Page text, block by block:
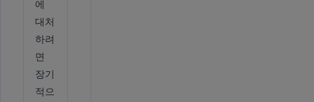
에
대처
하려
면
장기
적으